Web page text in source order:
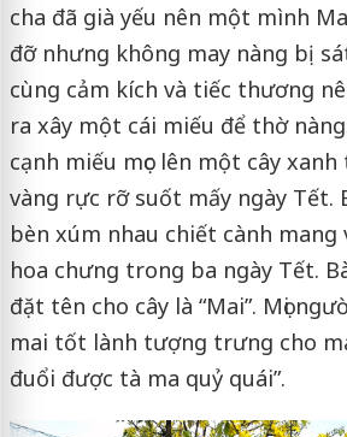
cha đã già yếu nên một mình
đỡ nhưng không may nàng bị
cùng cảm kích và tiếc thương
ra xây một cái miếu để thờ
cạnh miếu mọc lên một cây
vàng rực rỡ suốt mấy ngày Tết.
bèn xúm nhau chiết cành mang
hoa chưng trong ba ngày Tết.
đặt tên cho cây là “Mai”. Mọi
mai tốt lành tượng trưng cho
đuổi được tà ma quỷ quái”.